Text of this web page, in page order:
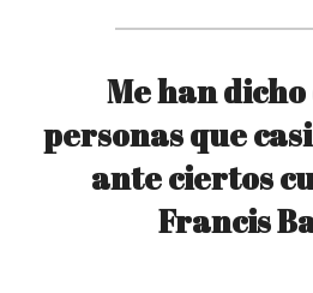
Me han
personas que
ante ciertos
Francis